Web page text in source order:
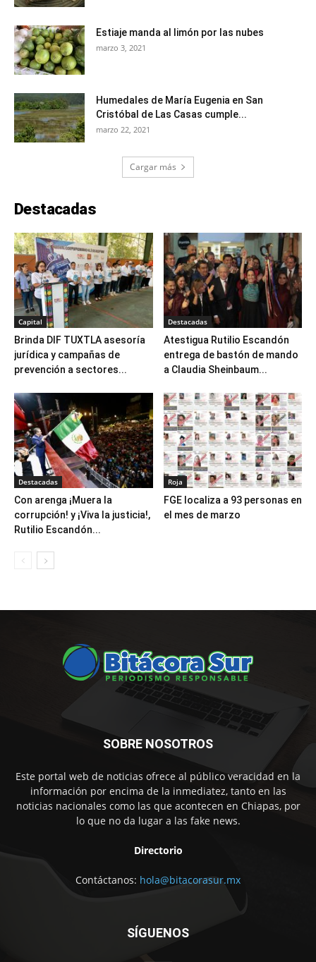
Estiaje manda al limón por las nubes
marzo 3, 2021
Humedales de María Eugenia en San
Cristóbal de Las Casas cumple...
marzo 22, 2021
Cargar más
Destacadas
Capital
Brinda DIF TUXTLA asesoría
jurídica y campañas de
prevención a sectores...
Destacadas
Atestigua Rutilio Escandón
entrega de bastón de mando
a Claudia Sheinbaum...
Destacadas
Con arenga ¡Muera la
corrupción! y ¡Viva la justicia!,
Rutilio Escandón...
Roja
FGE localiza a 93 personas en
el mes de marzo
SOBRE NOSOTROS
Este portal web de noticias ofrece al público veracidad en la
información por encima de la inmediatez, tanto en las
noticias nacionales como las que acontecen en Chiapas, por
lo que no da lugar a las fake news.
Directorio
Contáctanos: hola@bitacorasur.mx
SÍGUENOS